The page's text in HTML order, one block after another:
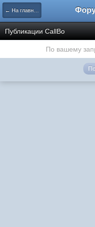
← На главную
Публикации CallBo
По вашему